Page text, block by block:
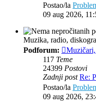
Postao/la
09 aug 2026,
Muzika, radio,
Podforum:
117 Teme
24399 Postovi
Zadnji post Re:
Postao/la
09 aug 2026,